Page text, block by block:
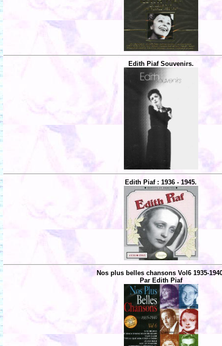
Edith Piaf Souvenirs.
Edith Piaf : 1936 - 1945.
Nos plus belles chansons Vol6 1935-
Par Edith Piaf